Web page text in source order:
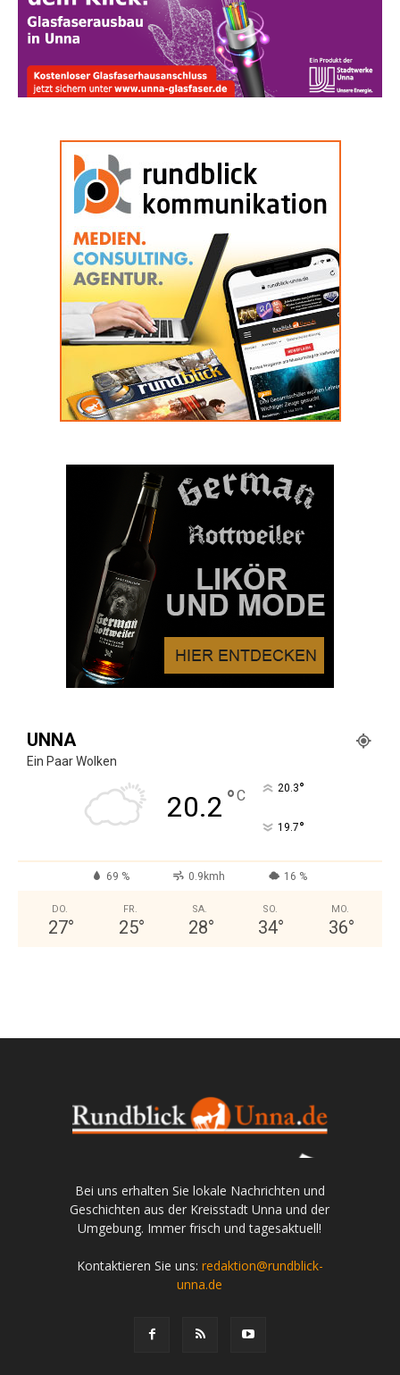
UNNA
Ein Paar Wolken
20.2 °C 20.3°
19.7°
69 % 0.9kmh 16 %
DO.
27°
FR.
25°
SA.
28°
SO.
34°
MO.
36°
Bei uns erhalten Sie lokale Nachrichten und
Geschichten aus der Kreisstadt Unna und der
Umgebung. Immer frisch und tagesaktuell!
Kontaktieren Sie uns: redaktion@rundblick-
unna.de